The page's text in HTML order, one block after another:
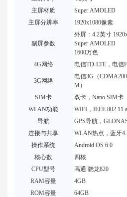
主屏材质
Super AMOLED
主屏分辨率
1920x1080像素
副屏参数
外屏：4.2英寸
Super AMOLED
1600万色
4G网络
电信TD-LTE，电信
3G网络
电信3G（
M）
SIM卡
双卡，Nano SIM卡
WLAN功能
WIFI，IEEE 802.11
导航
GPS导航，
连接与共享
WLAN热点，蓝牙
操作系统
Android OS 6.0
核心数
四核
CPU型号
高通 骁龙820
RAM容量
4GB
ROM容量
64GB